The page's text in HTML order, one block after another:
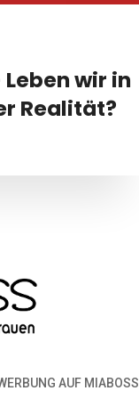
wir in
Realität?
AUF MIABOSS